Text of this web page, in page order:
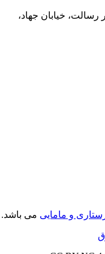
خیابان جهاد،
و ماماییمی باشد.